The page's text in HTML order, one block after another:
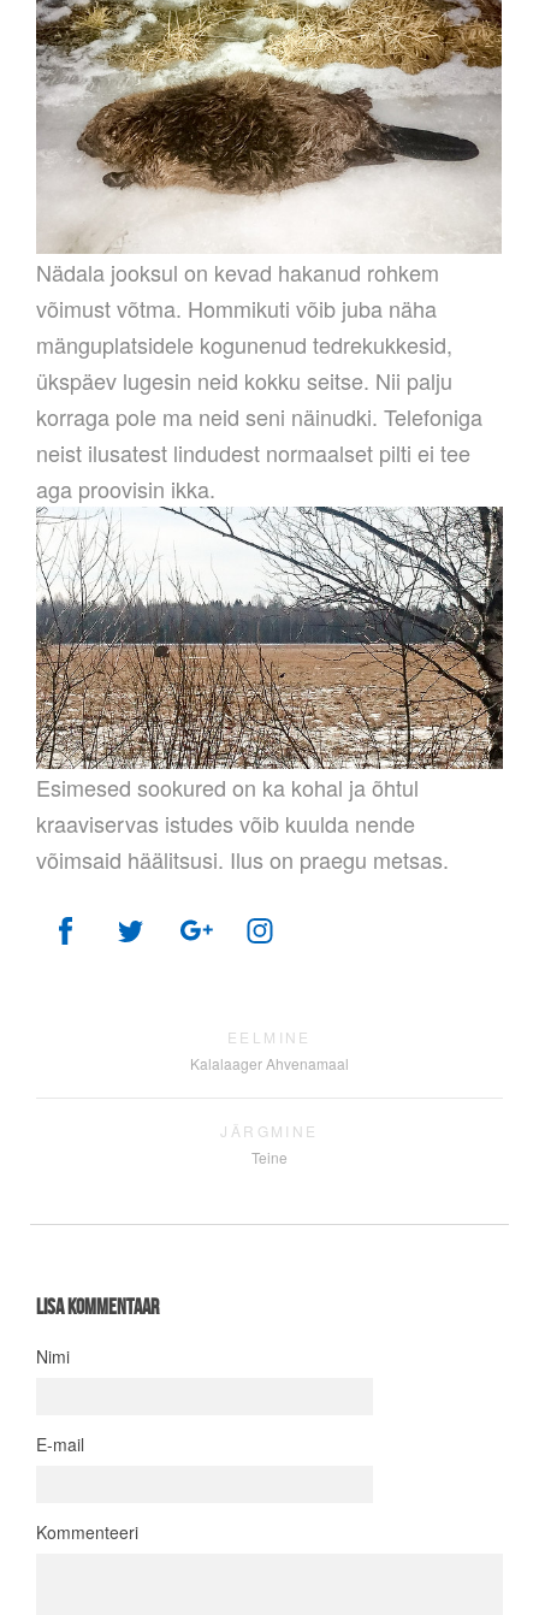
Nädala jooksul on kevad hakanud rohkem
võimust võtma. Hommikuti võib juba näha
mänguplatsidele kogunenud tedrekukkesid,
ükspäev lugesin neid kokku seitse. Nii palju
korraga pole ma neid seni näinudki. Telefoniga
neist ilusatest lindudest normaalset pilti ei tee
aga proovisin ikka.
Esimesed sookured on ka kohal ja õhtul
kraaviservas istudes võib kuulda nende
võimsaid häälitsusi. Ilus on praegu metsas.
EELMINE
Kalalaager Ahvenamaal
JÄRGMINE
Teine
Lisa kommentaar
Nimi
E-mail
Kommenteeri